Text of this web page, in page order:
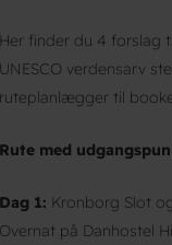
Her finder du 4 forslag
UNESCO verdensarv
ruteplanlægger til
Rute med
Dag 1: Kronborg Slot
Overnat på Danhostel